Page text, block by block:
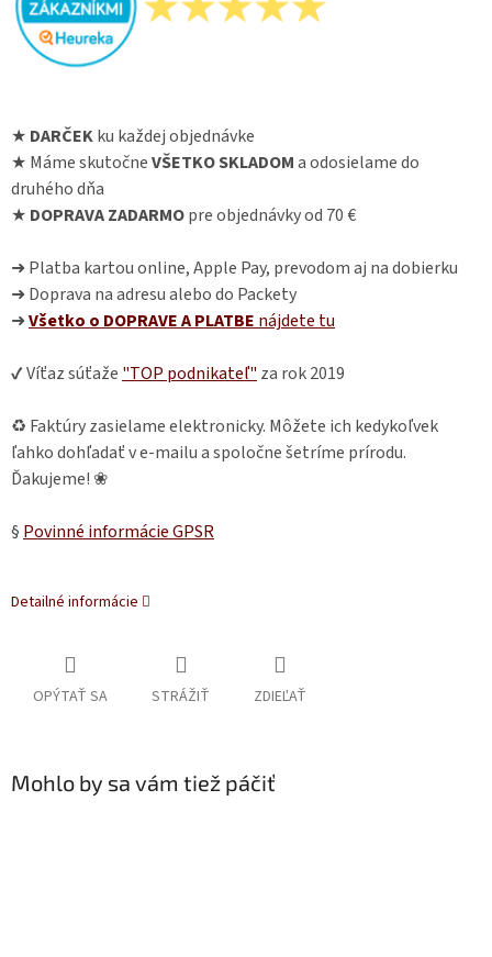
★ DARČEKku každej objednávke
★ Máme skutočneVŠETKO SKLADOMa odosielame do
druhého dňa
★ DOPRAVA ZADARMOpre objednávky od 70 €
➜ Platba kartou online, Apple Pay, prevodom aj na dobierku
➜ Doprava na adresu alebo do Packety
➜Všetko o DOPRAVE A PLATBE nájdete tu
✔ Víťaz súťaže "TOP podnikateľ" za rok 2019
♻ Faktúry zasielame elektronicky. Môžete ich kedykoľvek
ľahko dohľadať v e-mailu a spoločne šetríme prírodu.
Ďakujeme! ❀
§ Povinné informácie GPSR
Detailné informácie
OPÝTAŤ SA STRÁŽIŤ ZDIEĽAŤ
Mohlo by sa vám tiež páčiť